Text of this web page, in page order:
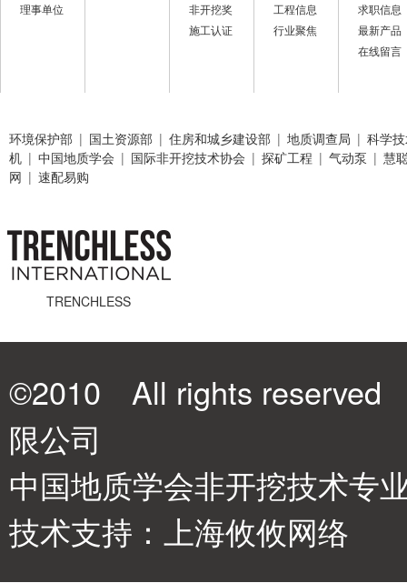
理事单位
非开挖奖
施工认证
工程信息
行业聚焦
求职信息
最新产品
在线留言
环境保护部 | 国土资源部 | 住房和城乡建设部 | 地质调查局 | 科学
机 | 中国地质学会 | 国际非开挖技术协会 | 探矿工程 | 气动泵 | 慧
网 | 速配易购
TRENCHLESS
©2010 All rights reserved
限公司
中国地质学会非开挖技术专
技术支持： 上海攸攸网络